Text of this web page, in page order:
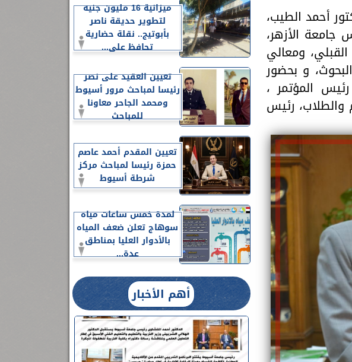
أحمد الطيب،
جامعة الأزهر،
ومعالي
و بحضور
المؤتمر ،
والطلاب، رئيس
ميزانية 16 مليون جنيه
لتطوير حديقة ناصر
بأبوتيج.. نقلة حضارية
تحافظ على...
تعيين العقيد على نصر
رئيسا لمباحث مرور أسيوط
ومحمد الجاحر معاونا
للمباحث
تعيين المقدم أحمد عاصم
حمزة رئيسا لمباحث مركز
شرطة أسيوط
لمدة خمس ساعات مياه
سوهاج تعلن ضعف المياه
بالأدوار العليا بمناطق
عدة...
أهم الأخبار